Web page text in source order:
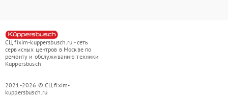
СЦ fixim-kuppersbusch.ru - сеть
сервисных центров в Москве по
ремонту и обслуживанию техники
Kuppersbusch
2021-2026 © СЦ fixim-
kuppersbusch.ru